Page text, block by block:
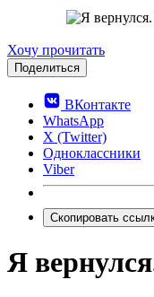
Хочу прочитать
Поделиться
ВКонтакте
WhatsApp
X (Twitter)
Одноклассники
Viber
Скопировать
Я